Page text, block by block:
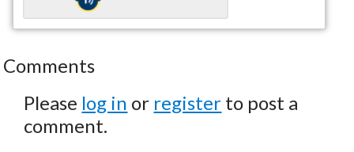
Comments
Please log in or register to post a
comment.